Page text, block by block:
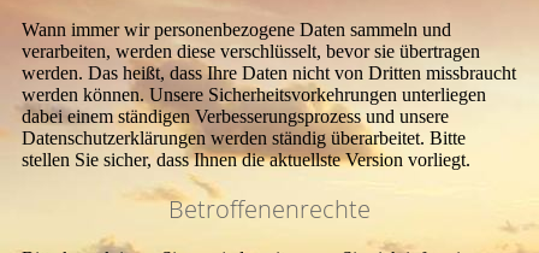
Wann immer wir personenbezogene Daten sammeln und
verarbeiten, werden diese verschlüsselt, bevor sie übertragen
werden. Das heißt, dass Ihre Daten nicht von Dritten missbraucht
werden können. Unsere Sicherheitsvorkehrungen unterliegen
dabei einem ständigen Verbesserungsprozess und unsere
Datenschutzerklärungen werden ständig überarbeitet. Bitte
stellen Sie sicher, dass Ihnen die aktuellste Version vorliegt.
Betroffenenrechte